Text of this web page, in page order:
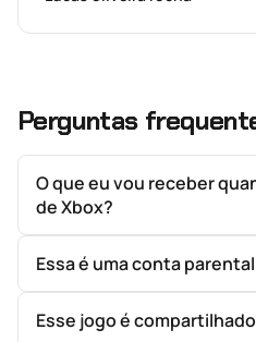
Perguntas
O que eu vou receber
de Xbox?
Essa é uma conta parental
Esse jogo é